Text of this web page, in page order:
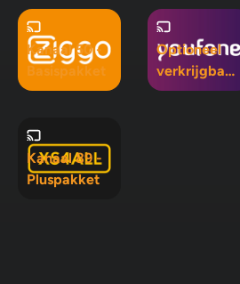
Kanaal 50 -
Basispakket
Optioneel
verkrijgbaar
in Mix 5, Mix
Kanaal 89 -
Pluspakket